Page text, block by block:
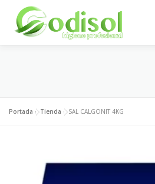
contenido
ÁREA CLIENTES CONTACTO
Portada »Tienda »SAL CALGONIT 4KG